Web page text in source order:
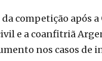
competição após a
e a coanfitriã
nos casos de